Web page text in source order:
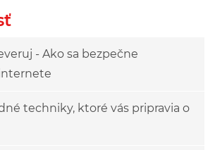
- Ako sa bezpečne
techniky, ktoré vás pripravia o